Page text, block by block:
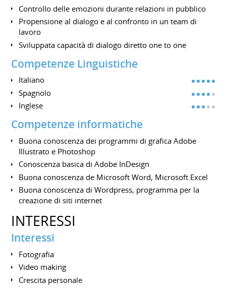
Controllo delle emozioni durante relazioni in pubblico
Propensione al dialogo e al confronto in un team di
lavoro
Sviluppata capacità di dialogo diretto one to one
Competenze Linguistiche
Italiano
Spagnolo
Inglese
Competenze informatiche
Buona conoscenza dei programmi di grafica Adobe
Illustrato e Photoshop
Conoscenza basica di Adobe InDesign
Buona conoscenza de Microsoft Word, Microsoft Excel
Buona conoscenza di Wordpress, programma per la
creazione di siti internet
INTERESSI
Interessi
Fotografia
Video making
Crescita personale